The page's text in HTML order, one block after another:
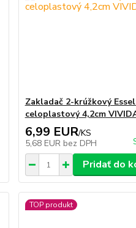
Zakladač 2-krúžkový
celoplastový 4,2cm
6,99 EUR/KS
5,68 EUR bez DPH
Pridať do
TOP produkt